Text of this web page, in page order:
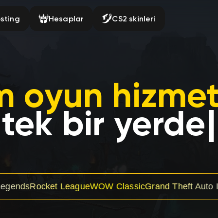
Hesaplar CS2 skinleri
oyun
tek bir yerde
WOW ClassicGrand Theft Auto IVMafia The